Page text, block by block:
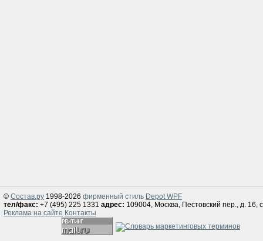
© Состав.ру 1998-2026 фирменный стиль Depot WPF
тел/факс: +7 (495) 225 1331 адрес: 109004, Москва, Пестовский пер., д. 16,
Реклама на сайте Контакты